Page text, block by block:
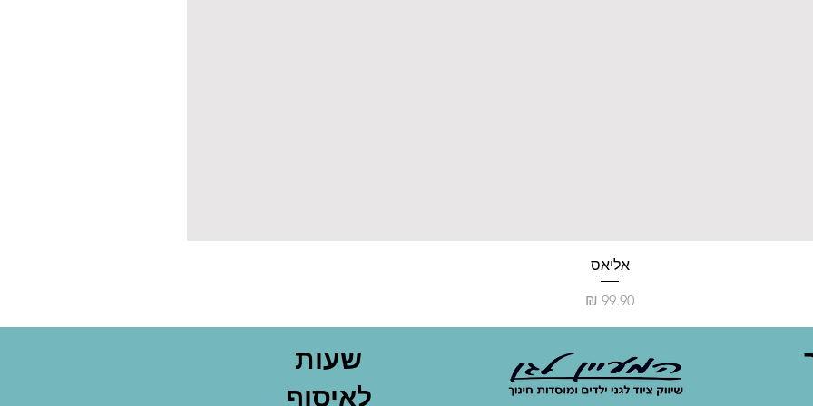
אליאס
מחיר
שעות
לאיסוף